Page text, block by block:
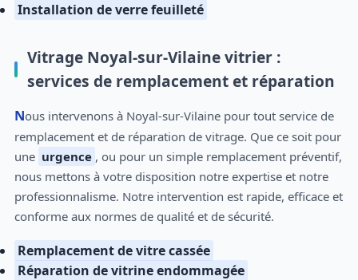
Installation de verre feuilleté
Vitrage Noyal-sur-Vilaine vitrier :
services de remplacement et réparation
Nous intervenons à Noyal-sur-Vilaine pour tout service de
remplacement et de réparation de vitrage. Que ce soit pour
une urgence , ou pour un simple remplacement préventif,
nous mettons à votre disposition notre expertise et notre
professionnalisme. Notre intervention est rapide, efficace et
conforme aux normes de qualité et de sécurité.
Remplacement de vitre cassée
Réparation de vitrine endommagée